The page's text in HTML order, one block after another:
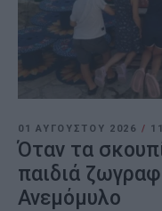
01 ΑΥΓΟΎΣΤΟΥ 2026 /
Όταν τα
παιδιά
Ανεμόμυλο